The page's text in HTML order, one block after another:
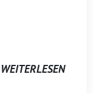
WEITERLESEN